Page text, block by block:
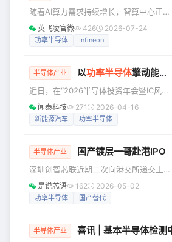
式批准并生效第20轮对俄全面制裁措
施。这是两年来欧盟通过的最大规模制
裁一揽子计划，不仅进一步收紧了能源
随着AI算力需求持续增长，智算中心正
加速向高功率、高密度、高能效演进，
供配电系统也迎来全新变革。IPAC技术
在深圳举行IPAC 2026固态变配——英
行业专家、生态伙伴及高校学者，共同
探索下一代智算电力基础设施的发展方
向。 三大亮点抢先看 亮点一：首次聚焦
英飞凌官微 426 2026-07-24
功率半导体 Infineon
半导体产业 以功率半导体擎动能源变革，闻泰科技荣膺年度上市公司领航奖
近日，在“2026半导体投资年会暨IC风云
榜颁奖典礼”上，闻泰科技凭借在功率半
导体领域的卓越领导力与综合产业贡
市场地位与商业成就的肯定，更是对其
色的权威认证。 市场领先： 财务稳健，
客户基础深厚 闻泰科技在功率半导体市
场的领导地位，建立在稳健的财务表现
务营收
闻泰科技 271 2026-04-16
新能源汽车 功率半导体
半导体产业 国产镀层一哥赴港IPO
深圳创智芯联近期二次向港交所递交上
市招股材料，冲击港股IPO。 电子封装
湿制程镀层材料是半导体、PCB制造环
防腐保护，适配新能源车、AI服务器、
是说芯语 162 2026-05-02
功率半导体 国产替代
半导体产业 喜讯 | 基本半导体检测中心获